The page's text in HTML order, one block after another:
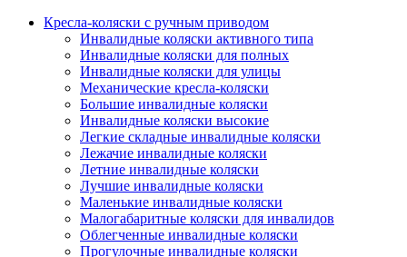
Кресла-коляски с ручным приводом
Инвалидные коляски активного типа
Инвалидные коляски для полных
Инвалидные коляски для улицы
Механические кресла-коляски
Большие инвалидные коляски
Инвалидные коляски высокие
Легкие складные инвалидные коляски
Лежачие инвалидные коляски
Летние инвалидные коляски
Лучшие инвалидные коляски
Маленькие инвалидные коляски
Малогабаритные коляски для инвалидов
Облегченные инвалидные коляски
Прогулочные инвалидные коляски